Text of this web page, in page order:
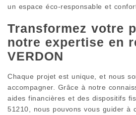
un espace éco-responsable et
Transformez votre
notre expertise en
VERDON
Chaque projet est unique, et nous
accompagner. Grâce à notre
aides financières et des dispositifs
51210, nous pouvons vous guider à